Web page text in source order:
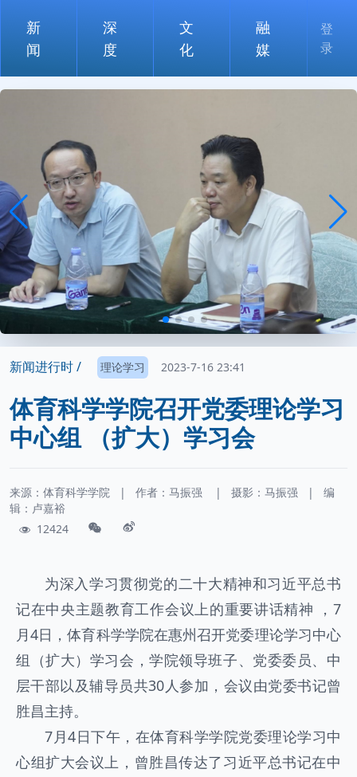
新
闻
深
度
文
化
融
媒
登
录
新闻进行时 / 理论学习 2023-7-16 23:41
体育科学学院召开党委理论学习
中心组 （扩大）学习会
来源：体育科学学院 | 作者： 马振强 | 摄影： 马振强 |
编
辑：卢嘉裕
12424
为深入学习贯彻党的二十大精神和习近平总书
记在中央主题教育工作会议上的重要讲话精神 ，7
月4日，体育科学学院在惠州召开党委理论学习中心
组（扩大）学习会，学院领导班子、党委委员、中
层干部以及辅导员共30人参加，会议由党委书记曾
胜昌主持。
7月4日下午，在体育科学学院党委理论学习中
心组扩大会议上，曾胜昌传达了习近平总书记在中